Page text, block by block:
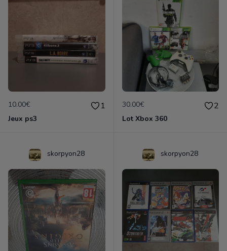
10.00€ 1
Jeux ps3
30.00€ 2
Lot Xbox 360
skorpyon28 skorpyon28